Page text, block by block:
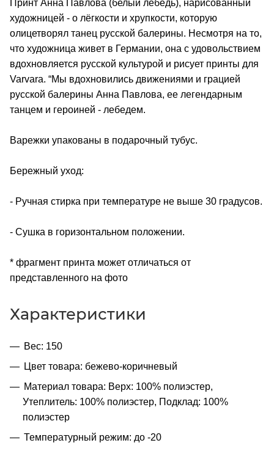
Принт Анна Павлова (белый лебедь), нарисованный
художницей - о лёгкости и хрупкости, которую
олицетворял танец русской балерины. Несмотря на то,
что художница живет в Германии, она с удовольствием
вдохновляется русской культурой и рисует принты для
Varvara. “Мы вдохновились движениями и грацией
русской балерины Анна Павлова, ее легендарным
танцем и героиней - лебедем.
Варежки упакованы в подарочный тубус.
Бережный уход:
- Ручная стирка при температуре не выше 30 градусов.
- Сушка в горизонтальном положении.
* фрагмент принта может отличаться от
представленного на фото
Характеристики
Вес: 150
Цвет товара: бежево-коричневый
Материал товара: Верх: 100% полиэстер,
Утеплитель: 100% полиэстер, Подклад: 100%
полиэстер
Температурный режим: до -20